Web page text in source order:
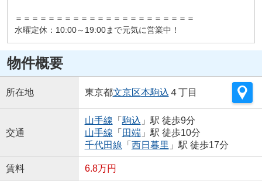
＝＝＝＝＝＝＝＝＝＝＝＝＝＝＝＝＝＝＝＝＝＝
水曜定休：10:00～19:00まで元気に営業中！
物件概要
所在地 東京都文京区本駒込 ４丁目
交通
山手線 「 駒込 」駅 徒歩9分
山手線 「 田端」駅 徒歩10分
千代田線 「 西日暮里 」駅 徒歩17分
賃料 6.8万円